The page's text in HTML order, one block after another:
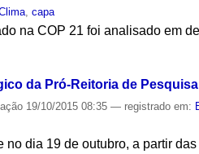
,capa
na COP 21 foi analisado em
da Pró-Reitoria de Pesquisa
19/10/2015 08:35— registrado em:
dia 19 de outubro, a partir